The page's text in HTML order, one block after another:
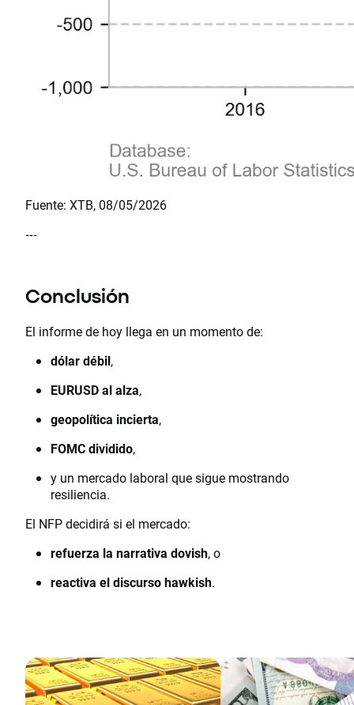
Fuente: XTB, 08/05/2026
---
Conclusión
El informe de hoy llega en un momento de:
dólar débil,
EURUSD al alza,
geopolítica incierta,
FOMC dividido,
y un mercado laboral que sigue mostrando
resiliencia.
El NFP decidirá si el mercado:
refuerza la narrativa dovish, o
reactiva el discurso hawkish.